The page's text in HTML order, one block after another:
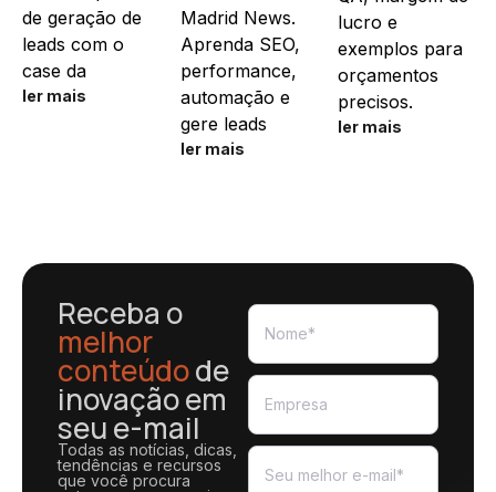
de geração de
leads com o
case da
ler mais
Madrid News.
Aprenda SEO,
performance,
automação e
gere leads
ler mais
lucro e
exemplos para
orçamentos
precisos.
ler mais
Receba o
melhor
conteúdode
inovação em
seu e-mail
Todas as notícias, dicas,
tendências e recursos
que você procura